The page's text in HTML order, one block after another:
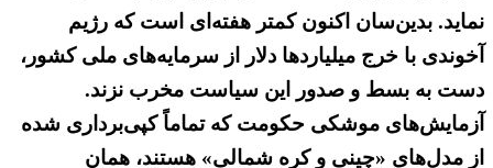
نماید. بدین‌سان اکنون کمتر هفته‌ای است که رژیم
آخوندی با خرج میلیاردها دلار از سرمایه‌های ملی کشور،
دست به بسط و صدور این سیاست مخرب نزند.
آزمایش‌های موشکی حکومت که تماماً کپی‌برداری شده
از مدل‌های «چینی و کره شمالی» هستند، همان